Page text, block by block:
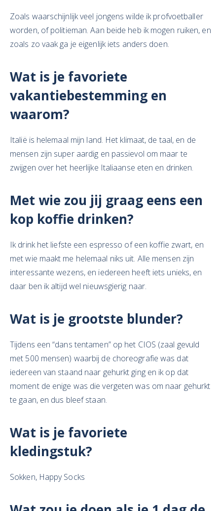
Zoals waarschijnlijk veel jongens wilde ik profvoetballer
worden, of politieman. Aan beide heb ik mogen ruiken, en
zoals zo vaak ga je eigenlijk iets anders doen.
Wat is je favoriete
vakantiebestemming en
waarom?
Italië is helemaal mijn land. Het klimaat, de taal, en de
mensen zijn super aardig en passievol om maar te
zwijgen over het heerlijke Italiaanse eten en drinken.
Met wie zou jij graag eens een
kop koffie drinken?
Ik drink het liefste een espresso of een koffie zwart, en
met wie maakt me helemaal niks uit. Alle mensen zijn
interessante wezens, en iedereen heeft iets unieks, en
daar ben ik altijd wel nieuwsgierig naar.
Wat is je grootste blunder?
Tijdens een “dans tentamen” op het CIOS (zaal gevuld
met 500 mensen) waarbij de choreografie was dat
iedereen van staand naar gehurkt ging en ik op dat
moment de enige was die vergeten was om naar gehurkt
te gaan, en dus bleef staan.
Wat is je favoriete
kledingstuk?
Sokken, Happy Socks